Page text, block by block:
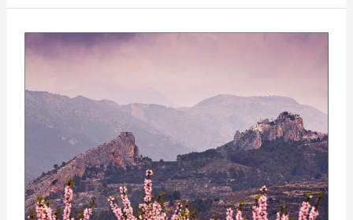
07/03/2016
Foto-
blog
Last,
castells